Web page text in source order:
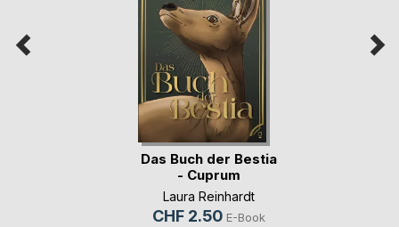
Das Buch der Bestia
- Cuprum
Laura Reinhardt
CHF 2.50 E-Book